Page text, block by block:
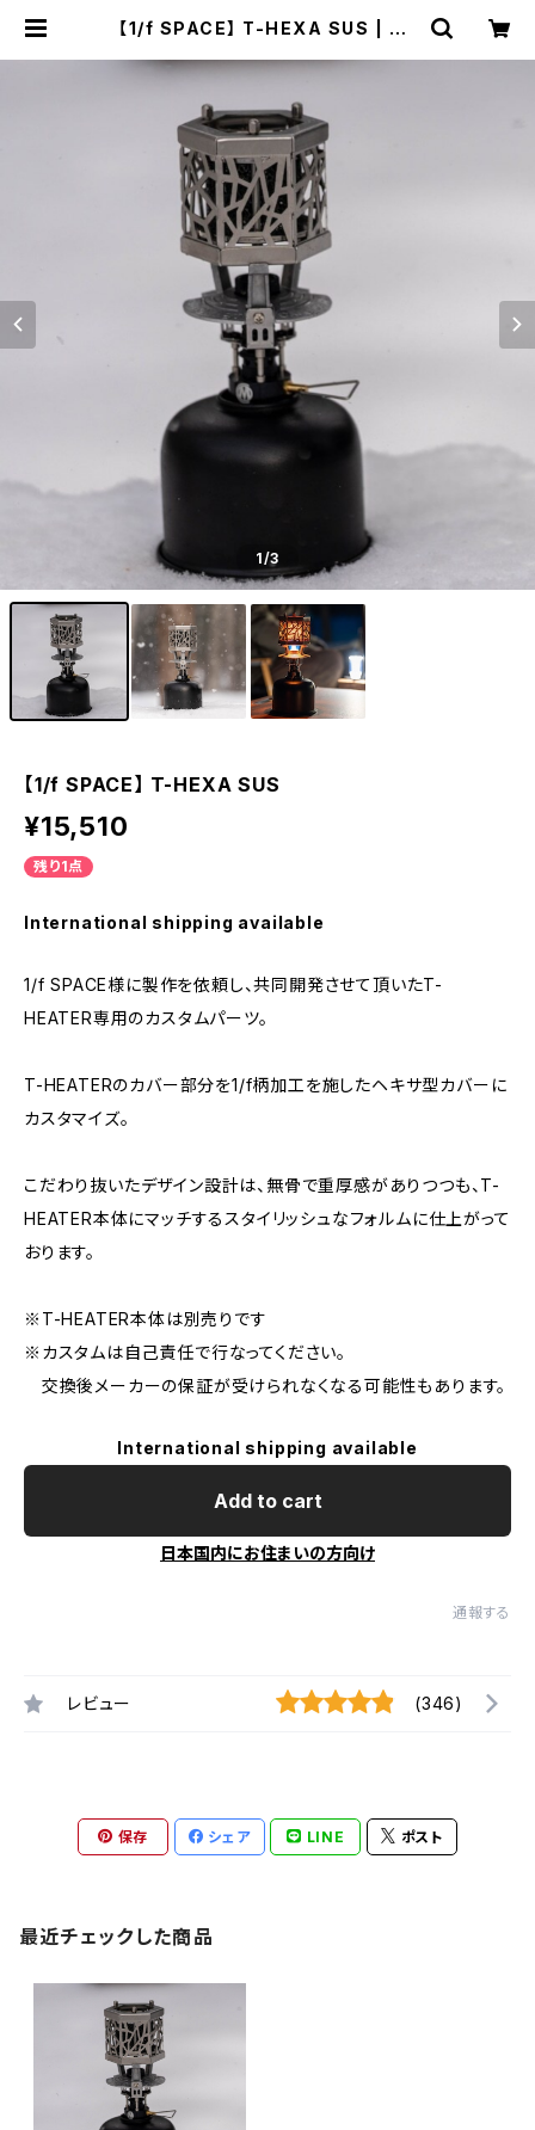
【1/f SPACE】 T-HEXA SUS | Na
1/3
【1/f SPACE】 T-HEXA SUS
¥15,510
残り1点
International shipping available
1/f SPACE様に製作を依頼し、共同開発させて頂いたT-
HEATER専用のカスタムパーツ。
T-HEATERのカバー部分を1/f柄加工を施したヘキサ型カバーに
カスタマイズ。
こだわり抜いたデザイン設計は、無骨で重厚感がありつつも、T-
HEATER本体にマッチするスタイリッシュなフォルムに仕上がって
おります。
※T-HEATER本体は別売りです
※カスタムは自己責任で行なってください。
交換後メーカーの保証が受けられなくなる可能性もあります。
International shipping available
Add to cart
日本国内にお住まいの方向け
通報する
レビュー (346)
保存 シェア LINE ポスト
最近チェックした商品